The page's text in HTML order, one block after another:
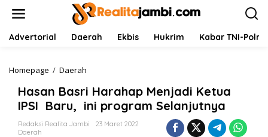
Advertorial Daerah Ekbis Hukrim Kabar TNI-Polri
Homepage / Daerah
s
a
n
B
Hasan Basri Harahap Menjadi Ketua
IPSI Baru, ini program Selanjutnya
Redaksi Realita Jambi
23 Maret 2022
Daerah